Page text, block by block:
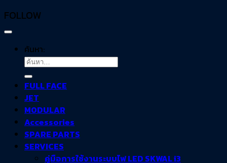
FOLLOW
ค้นหา:
FULL FACE
JET
MODULAR
Accessories
SPARE PARTS
SERVICES
คู่มือการใช้งานระบบไฟ LED SKWAL i3